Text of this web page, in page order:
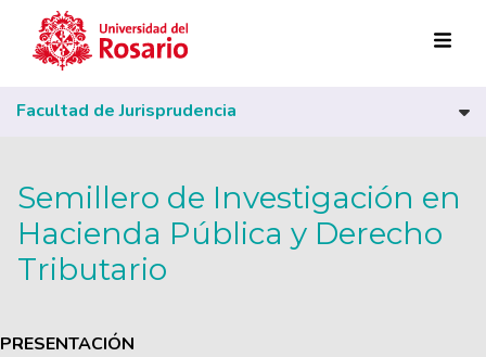
Pasar al contenido principal
Facultad de Jurisprudencia
Semillero de Investigación en
Hacienda Pública y Derecho
Tributario
PRESENTACIÓN